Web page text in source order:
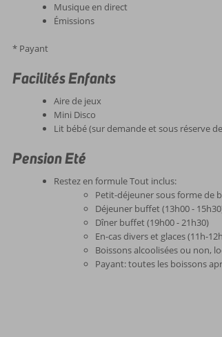
Musique en direct
Émissions
* Payant
Facilités Enfants
Aire de jeux
Mini Disco
Lit bébé (sur demande et sous réserve
Pension Eté
Restez en formule Tout inclus:
Petit-déjeuner sous forme de
Déjeuner buffet (13h00 -
Dîner buffet (19h00 - 21h30)
En-cas divers et glaces (11h-
Boissons alcoolisées ou non,
Payant: toutes les boissons